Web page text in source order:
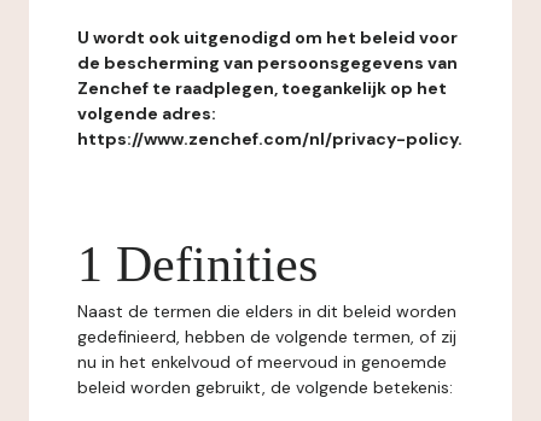
U wordt ook uitgenodigd om het beleid voor
de bescherming van persoonsgegevens van
Zenchef te raadplegen, toegankelijk op het
volgende adres:
https://www.zenchef.com/nl/privacy-policy.
1 Definities
Naast de termen die elders in dit beleid worden
gedefinieerd, hebben de volgende termen, of zij
nu in het enkelvoud of meervoud in genoemde
beleid worden gebruikt, de volgende betekenis: